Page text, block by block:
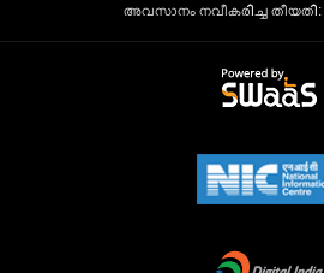
അവസാനം നവീകരിച്ച തീയതി: